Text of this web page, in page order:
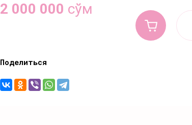
2 000 000 сўм
Поделиться